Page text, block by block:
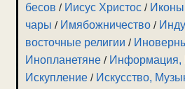
бесов / Иисус Христос / Иконы
чары / Имябожничество /
восточные религии /
Инопланетяне / Информация,
Искупление / Искусство,